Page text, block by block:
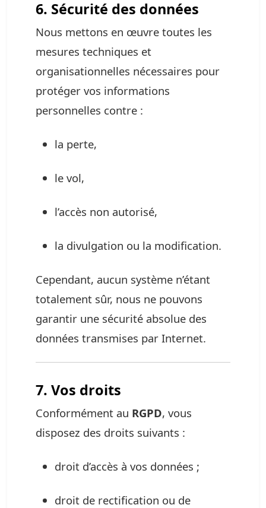
6. Sécurité des données
Nous mettons en œuvre toutes les
mesures techniques et
organisationnelles nécessaires pour
protéger vos informations
personnelles contre :
la perte,
le vol,
l’accès non autorisé,
la divulgation ou la modification.
Cependant, aucun système n’étant
totalement sûr, nous ne pouvons
garantir une sécurité absolue des
données transmises par Internet.
7. Vos droits
Conformément au RGPD, vous
disposez des droits suivants :
droit d’accès à vos données ;
droit de rectification ou de